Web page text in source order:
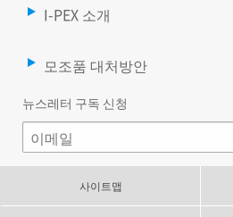
I-PEX 소개
모조품 대처방안
뉴스레터 구독 신청
사이트맵